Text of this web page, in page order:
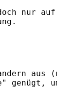
nur auf
aus
genügt,